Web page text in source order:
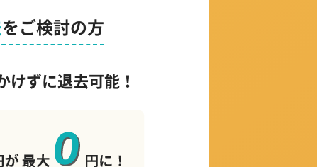
をご検討の方
けずに退去可能！